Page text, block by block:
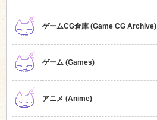
ゲームCG倉庫 (Game CG Archive)
ゲーム (Games)
アニメ (Anime)